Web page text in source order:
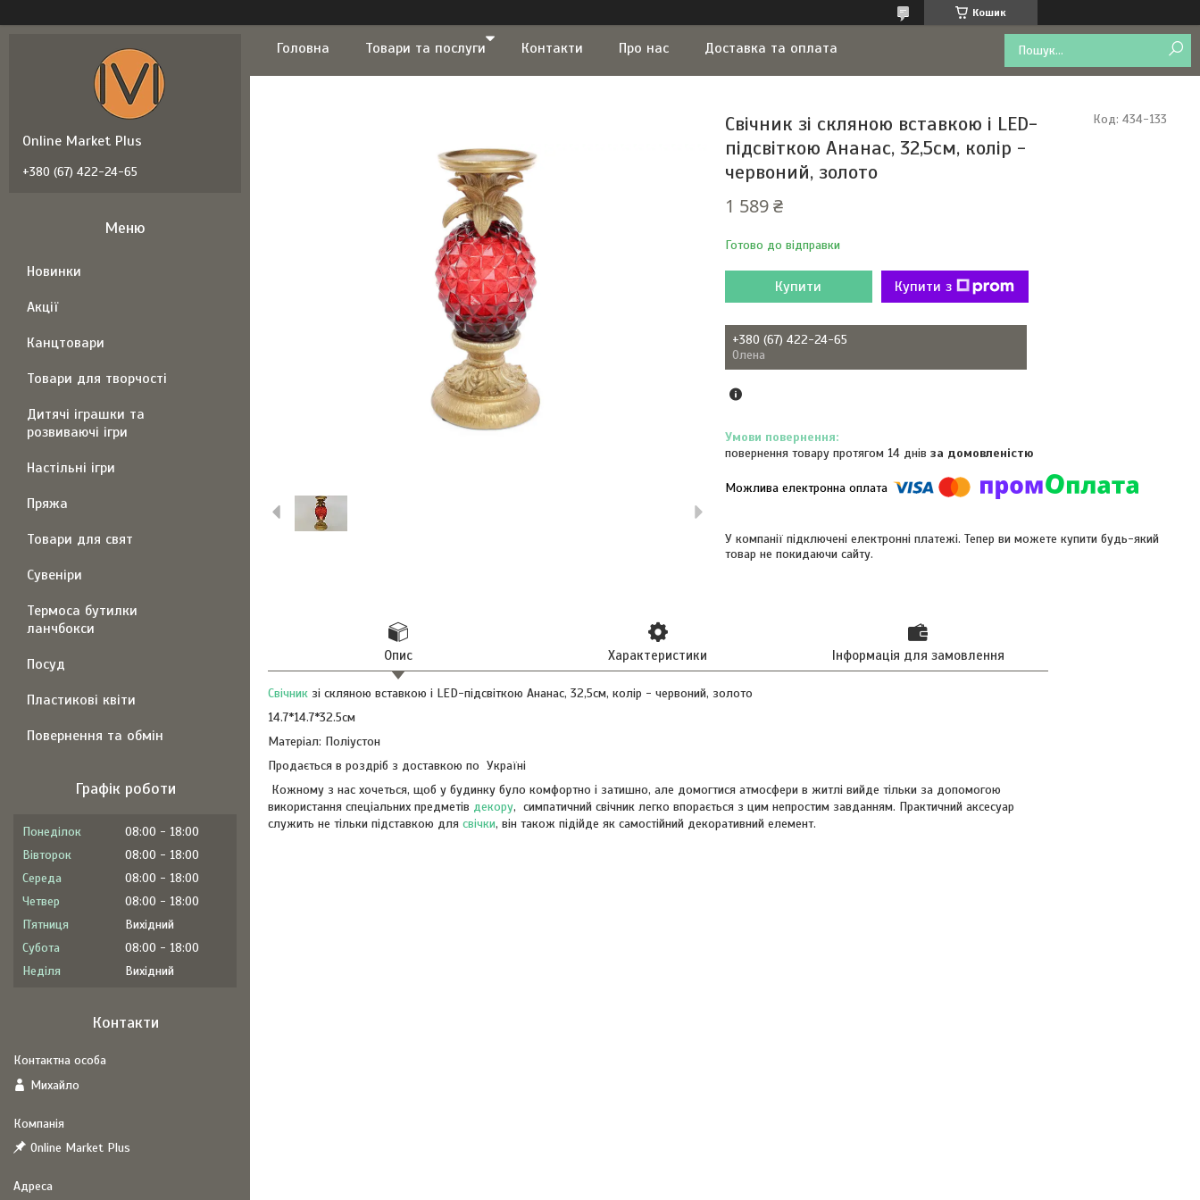
Кошик
Головна Товари та послуги Контакти Про нас Доставка та оплата
Свічник зі скляною вставкою і LED-
підсвіткою Ананас, 32,5см, колір -
червоний, золото
1 589 ₴
Готово до відправки
Код: 434-133
Купити Купити з
+380 (67) 422-24-65
Олена
повернення товару протягом 14 днів за домовленістю
У компанії підключені електронні платежі. Тепер ви можете купити будь-який
товар не покидаючи сайту.
Опис Характеристики Інформація для замовлення
Свічник зі скляною вставкою і LED-підсвіткою Ананас, 32,5см, колір - червоний, золото
14.7*14.7*32.5см
Матеріал: Поліустон
Продається в роздріб з доставкою по Україні
Кожному з нас хочеться, щоб у будинку було комфортно і затишно, але домогтися атмосфери в житлі вийде тільки за допомогою
використання спеціальних предметів декору, симпатичний свічник легко впорається з цим непростим завданням. Практичний аксесуар
служить не тільки підставкою для свічки, він також підійде як самостійний декоративний елемент.
Online Market Plus
+380 (67) 422-24-65
Новинки
Акції
Канцтовари
Товари для творчості
Дитячі іграшки та
розвиваючі ігри
Настільні ігри
Пряжа
Товари для свят
Сувеніри
Термоса бутилки
ланчбокси
Посуд
Пластикові квіти
Повернення та обмін
Графік роботи
Понеділок 08:00
18:00
Вівторок
08:00
18:00
Середа
08:00
18:00
Четвер
08:00
18:00
Пʼятниця
Вихідний
Субота
08:00
18:00
Неділя
Вихідний
Контакти
Михайло
Online Market Plus